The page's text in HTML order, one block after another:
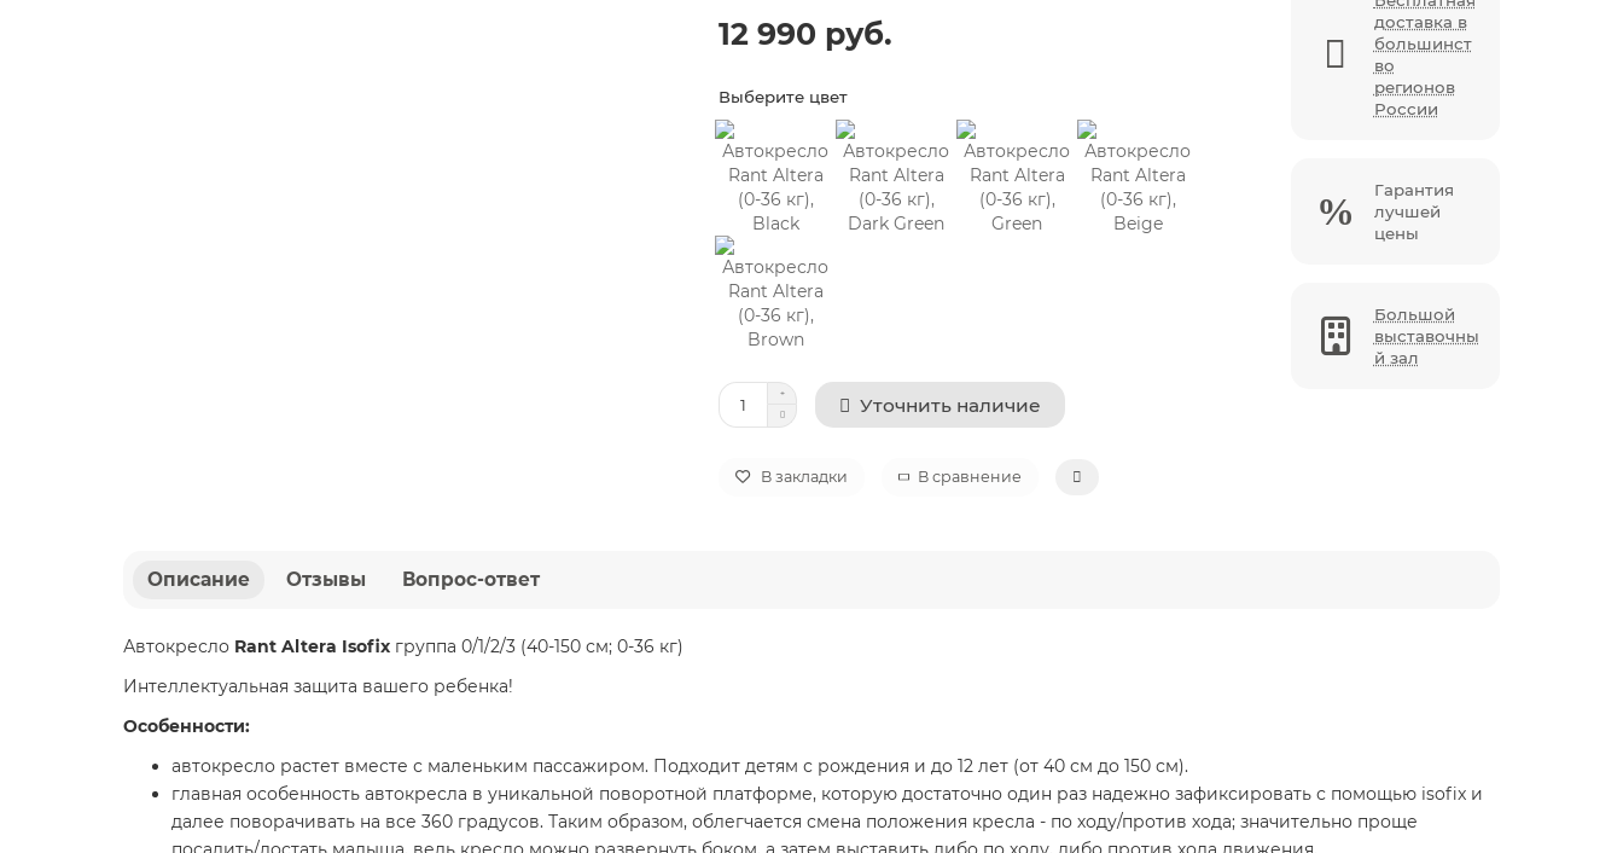
12 990 руб.
Выберите цвет
Уточнить наличие
В закладки В сравнение
доставка в
большинст
во
регионов
России
Гарантия
лучшей
цены
Большой
выставочны
й зал
Описание Отзывы Вопрос-ответ
Автокресло Rant Altera Isofix группа 0/1/2/3 (40-150 см; 0-36 кг)
Интеллектуальная защита вашего ребенка!
Особенности:
автокресло растет вместе с маленьким пассажиром. Подходит детям с рождения и до 12 лет (от 40 см до 150 см).
главная особенность автокресла в уникальной поворотной платформе, которую достаточно один раз надежно зафиксировать с помощью isofix и
далее поворачивать на все 360 градусов. Таким образом, облегчается смена положения кресла - по ходу/против хода; значительно проще